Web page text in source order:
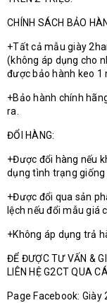
CHÍNH SÁCH BẢO
+Tất cả mẫu giày
(không áp dụng cho
được bảo hành keo 1
+Bảo hành chính
ra.
ĐỔI HÀNG:
+Được đổi hàng nếu
dụng tình trạng giống
+Được đổi qua sản
lệch nếu đổi mẫu giá
+Không áp dụng trả
ĐỂ ĐƯỢC TƯ VẤN &
LIÊN HỆ G2CT QUA
Page Facebook: Giày